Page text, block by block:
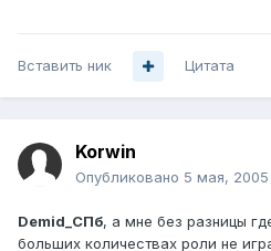
Вставить ник Цитата
Korwin
Опубликовано 5 мая, 2005
Demid_СПб, а мне без разницы
больших количествах роли не